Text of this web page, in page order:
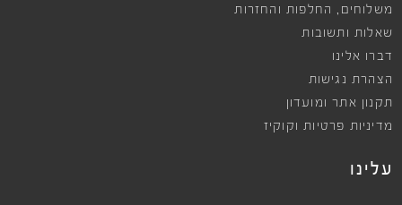
משלוחים , החלפות והחזרות
שאלות ותשובות
דברו אלינו
הצהרת נגישות
תקנון אתר ומועדון
מדיניות פרטיות וקוקיז
עלינו